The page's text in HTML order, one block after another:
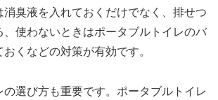
消臭液を入れておくだけでなく、排せつ
、使わないときはポータブルトイレのバ
くなどの対策が有効です。
の選び方も重要です。ポータブルトイレ